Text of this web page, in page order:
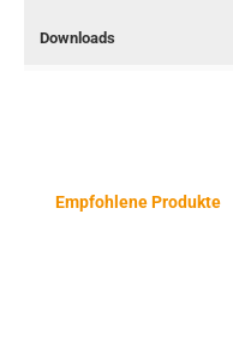
Downloads
Produktgalerie
Empfohlene Produkte